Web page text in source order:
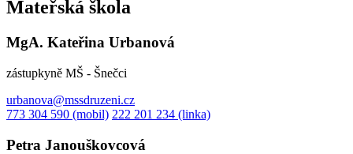
Mateřská škola
MgA. Kateřina Urbanová
zástupkyně MŠ - Šnečci
urbanova@mssdruzeni.cz
773 304 590 (mobil) 222 201 234 (linka)
Petra Janouškovcová